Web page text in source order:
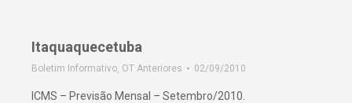
Itaquaquecetuba
Boletim Informativo, OT Anteriores 02/09/2010
ICMS – Previsão Mensal – Setembro/2010.